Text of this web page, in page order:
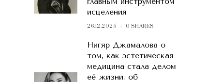
исцеления
26.12.2025 0 SHARES
Нигяр Джамалова о
том, как эстетическая
медицина стала делом
её жизни, об